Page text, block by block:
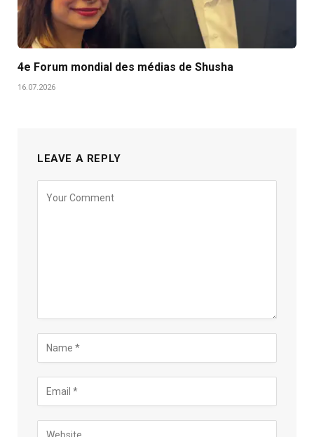
4e Forum mondial des médias de Shusha
16.07.2026
LEAVE A REPLY